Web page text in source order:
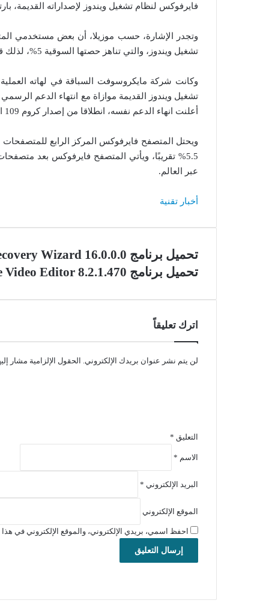
فايرفوكس لنظام تشغيل ويندوز لإصداراته القديمة،
وتجدر الإشارة، حسب موزيلا، أن بعض مستخدمي
تشغيل ويندوز، والتي تناهز حصتها السوقية 5%، لذلك قامت الشركة بتمديد دعمها حتى نهاية العام المقبل.
وكانت شركة مايكروسوفت السباقة في لهاته
تشغيل ويندوز القديمة موازاة مع انتهاء الدعم
أعلنت انهاء الدعم نفسه، انطلاقا من إصدار كروم 109 الذي كان آخر إصدار يدعم إصدارات نظام تشغيل ويندوز القديمة.
ويحتل المتصفح فايرفوكس المركز الرابع للمتصفحات
5.5% تقريبًا، ويأتي المتصفح فايرفوكس بعد
عبر العالم.
أخبار تقنية
تحميل برنامج EASEUS Data Recovery Wizard 16.0.0.0
تحميل برنامج VSDC Free Video Editor 8.2.1.470
اترك تعليقاً
لن يتم نشر عنوان بريدك الإلكتروني. الحقول الإلزامية مشار
التعليق *
الاسم *
البريد الإلكتروني *
الموقع الإلكتروني
احفظ اسمي، بريدي الإلكتروني، والموقع الإلكتروني في